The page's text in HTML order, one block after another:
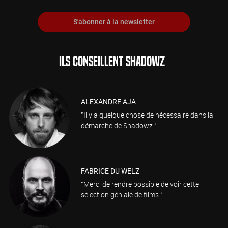
S'abonner à la newsletter
ILS CONSEILLENT SHADOWZ
ALEXANDRE AJA
"Il y a quelque chose de nécessaire dans la
démarche de Shadowz."
FABRICE DU WELZ
"Merci de rendre possible de voir cette
sélection géniale de films."